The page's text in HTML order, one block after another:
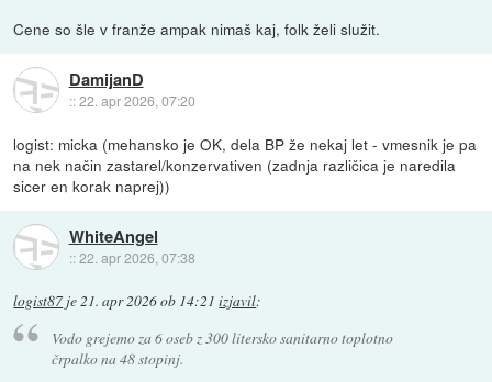
Cene so šle v franže ampak nimaš kaj, folk želi služit.
DamijanD
::22. apr 2026, 07:20
logist: micka (mehansko je OK, dela BP že nekaj let - vmesnik je pa
na nek način zastarel/konzervativen (zadnja različica je naredila
sicer en korak naprej))
WhiteAngel
::22. apr 2026, 07:38
logist87 je21. apr 2026 ob 14:21 izjavil:
Vodo grejemo za 6 oseb z 300 litersko sanitarno toplotno
črpalko na 48 stopinj.